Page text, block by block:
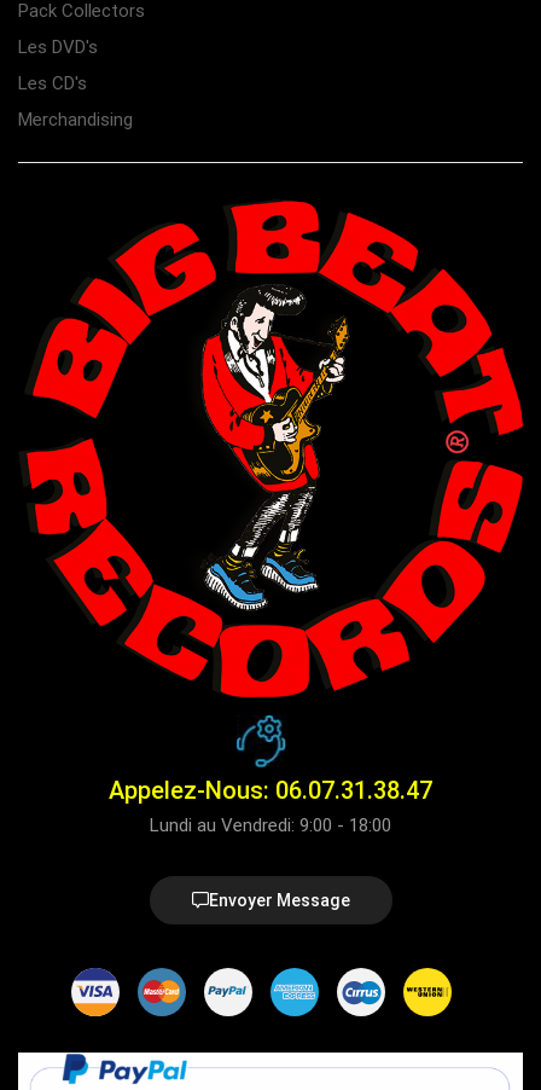
Pack Collectors
Les DVD's
Les CD's
Merchandising
Appelez-Nous: 06.07.31.38.47
Lundi au Vendredi: 9:00 - 18:00
Envoyer Message